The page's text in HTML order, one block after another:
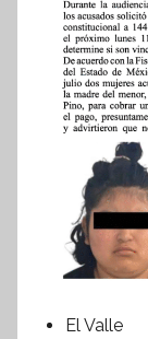
El Valle